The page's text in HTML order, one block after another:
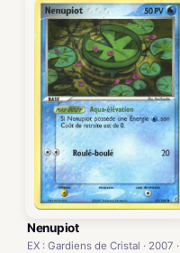
Nenupiot
EX : Gardiens de Cristal · 2007 ·